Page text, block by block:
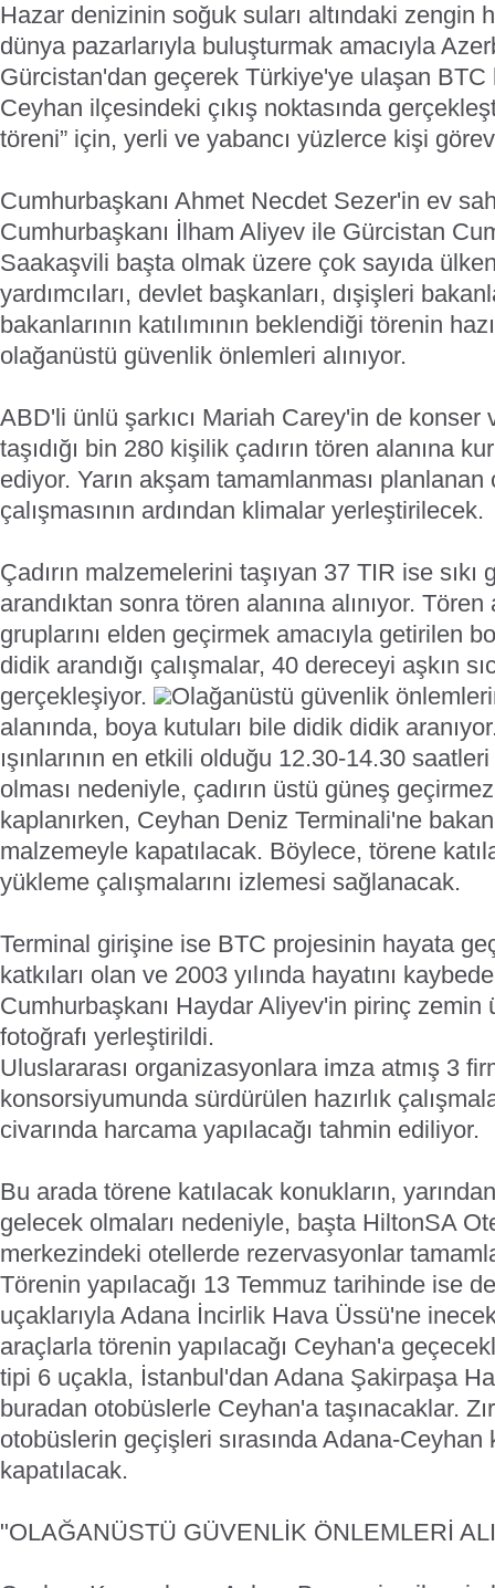
Hazar denizinin soğuk suları altındaki zengin
dünya pazarlarıyla buluşturmak amacıyla
Gürcistan'dan geçerek Türkiye'ye ulaşan BTC
Ceyhan ilçesindeki çıkış noktasında
töreni” için, yerli ve yabancı yüzlerce kişi
Cumhurbaşkanı Ahmet Necdet Sezer'in ev
Cumhurbaşkanı İlham Aliyev ile Gürcistan
Saakaşvili başta olmak üzere çok sayıda
yardımcıları, devlet başkanları, dışişleri
bakanlarının katılımının beklendiği törenin
olağanüstü güvenlik önlemleri alınıyor.
ABD'li ünlü şarkıcı Mariah Carey'in de konser
taşıdığı bin 280 kişilik çadırın tören alanına
ediyor. Yarın akşam tamamlanması planlanan
çalışmasının ardından klimalar yerleştirilecek.
Çadırın malzemelerini taşıyan 37 TIR ise
arandıktan sonra tören alanına alınıyor.
gruplarını elden geçirmek amacıyla getirilen
didik arandığı çalışmalar, 40 dereceyi aşkın
gerçekleşiyor.
Olağanüstü güvenlik
alanında, boya kutuları bile didik didik
ışınlarının en etkili olduğu 12.30-14.30
olması nedeniyle, çadırın üstü güneş
kaplanırken, Ceyhan Deniz Terminali'ne
malzemeyle kapatılacak. Böylece, törene
yükleme çalışmalarını izlemesi sağlanacak.
Terminal girişine ise BTC projesinin hayata
katkıları olan ve 2003 yılında hayatını
Cumhurbaşkanı Haydar Aliyev'in pirinç zemin
fotoğrafı yerleştirildi.
Uluslararası organizasyonlara imza atmış 3
konsorsiyumunda sürdürülen hazırlık
civarında harcama yapılacağı tahmin ediliyor.
Bu arada törene katılacak konukların,
gelecek olmaları nedeniyle, başta HiltonSA
merkezindeki otellerde rezervasyonlar
Törenin yapılacağı 13 Temmuz tarihinde ise
uçaklarıyla Adana İncirlik Hava Üssü'ne
araçlarla törenin yapılacağı Ceyhan'a
tipi 6 uçakla, İstanbul'dan Adana Şakirpaşa
buradan otobüslerle Ceyhan'a taşınacaklar.
otobüslerin geçişleri sırasında Adana-
kapatılacak.
"OLAĞANÜSTÜ GÜVENLİK ÖNLEMLERİ